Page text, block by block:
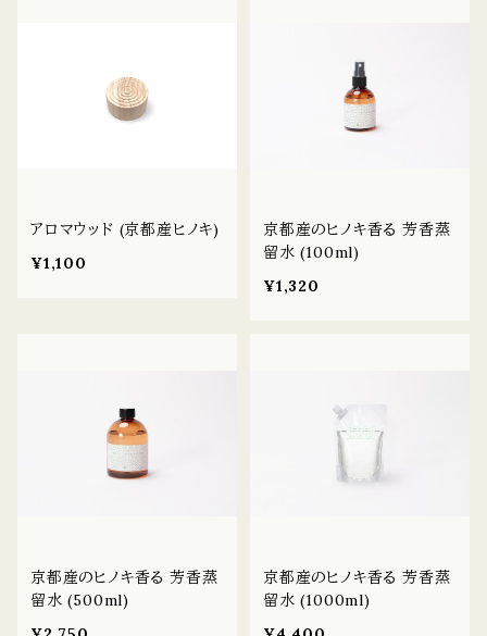
アロマウッド (京都産ヒノキ)
¥1,100
京都産のヒノキ香る 芳香蒸
留水 (100ml)
¥1,320
京都産のヒノキ香る 芳香蒸
留水 (500ml)
京都産のヒノキ香る 芳香蒸
留水 (1000ml)